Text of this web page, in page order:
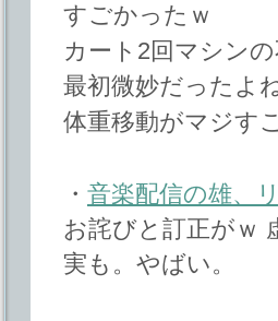
すごかったｗ
カート2回マシン
最初微妙だったよね
体重移動がマジす
・ 音楽配信の雄、
お詫びと訂正がｗ
実も。やばい。